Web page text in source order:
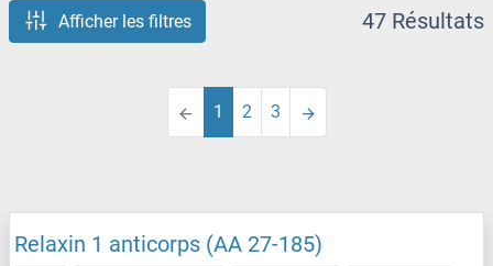
Afficher les filtres 47 Résultats
1 2 3
Relaxin 1 anticorps (AA 27-185)